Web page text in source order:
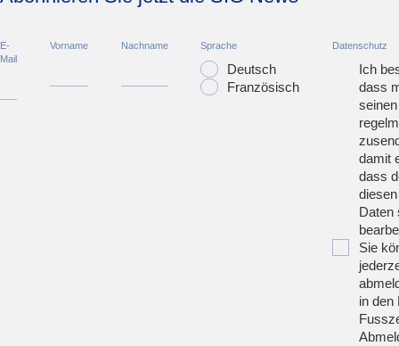
E-
Mail
Vorname Nachname Sprache
Deutsch
Französisch
Datenschutz
Ich
dass
damit
dass
Daten
Sie
in den